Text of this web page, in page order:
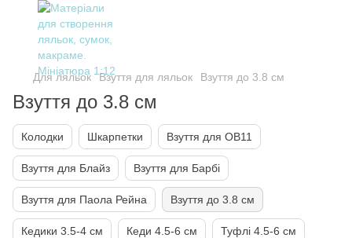
Для ляльок Взуття для ляльок Взуття до 3.8 см
Взуття до 3.8 см
Колодки Шкарпетки Взуття для OB11
Взуття для Блайз Взуття для Барбі
Взуття для Паола Рейна Взуття до 3.8 см
Кедики 3.5-4 см Кеди 4.5-6 см Туфлі 4.5-6 см